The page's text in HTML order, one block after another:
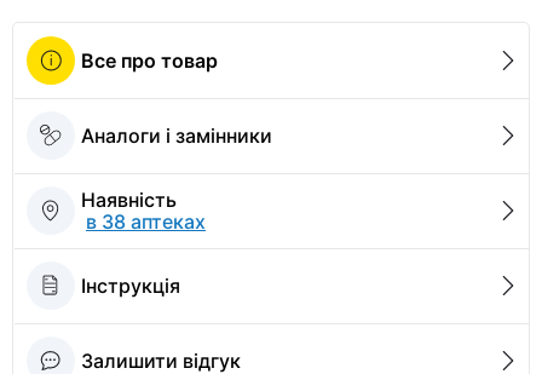
Все про товар
Аналоги і замінники
Наявність
в 38 аптеках
Інструкція
Залишити відгук